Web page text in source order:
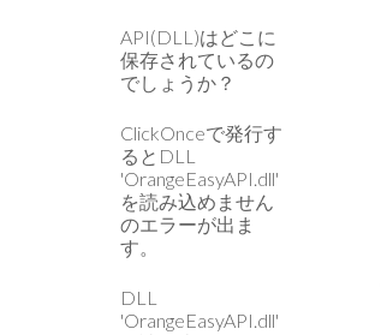
API(DLL)はどこに
保存されているの
でしょうか？
ClickOnceで発行す
るとDLL
'OrangeEasyAPI.dll'
を読み込めません
のエラーが出ま
す。
DLL
'OrangeEasyAPI.dll'